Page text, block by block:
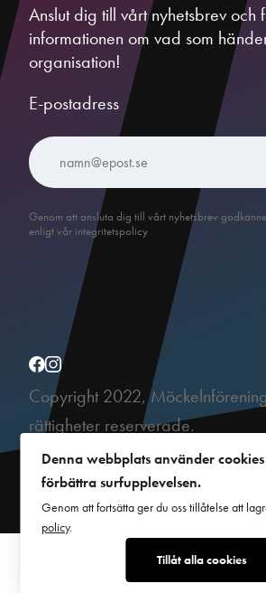
Anslut dig till vårt nyhetsbrev och
informationen om vad som
organisation!
E-postadress
Genom att ansluta dig till vårt nyhetsbrev
enligt vår integritetspolicy
Copyright 2022,
rättigheter reserverade.
Terms of Serviceapply.
Denna webbplats använder
förbättra surfupplevelsen.
Genom att fortsätta ger du oss tillåtelse att
policy.
Tillåt alla cookies